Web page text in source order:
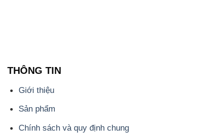
THÔNG TIN
Giới thiệu
Sản phẩm
Chính sách và quy định chung